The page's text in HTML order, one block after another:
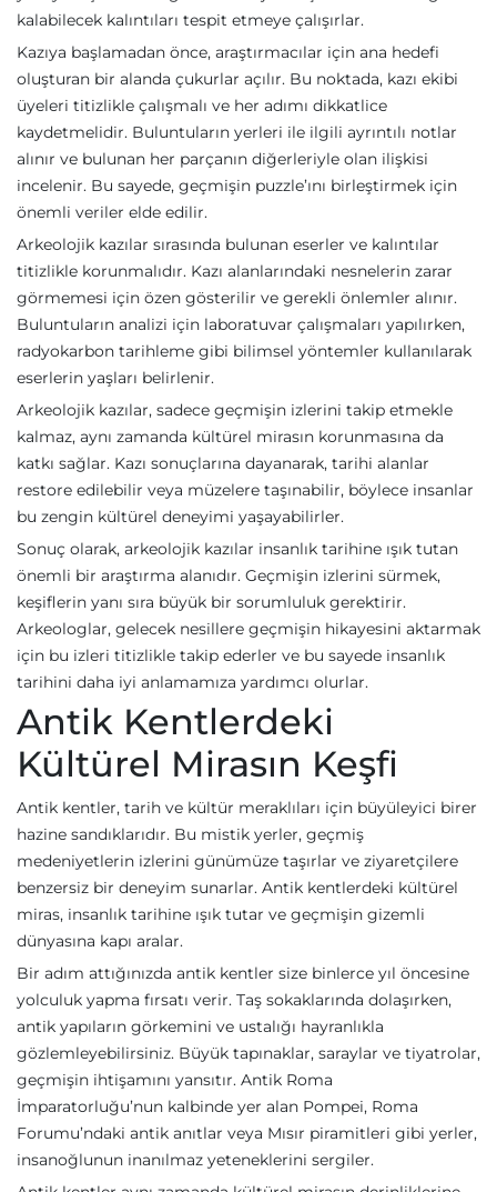
kalabilecek kalıntıları tespit etmeye çalışırlar.
Kazıya başlamadan önce, araştırmacılar için ana hedefi
oluşturan bir alanda çukurlar açılır. Bu noktada, kazı ekibi
üyeleri titizlikle çalışmalı ve her adımı dikkatlice
kaydetmelidir. Buluntuların yerleri ile ilgili ayrıntılı notlar
alınır ve bulunan her parçanın diğerleriyle olan ilişkisi
incelenir. Bu sayede, geçmişin puzzle’ını birleştirmek için
önemli veriler elde edilir.
Arkeolojik kazılar sırasında bulunan eserler ve kalıntılar
titizlikle korunmalıdır. Kazı alanlarındaki nesnelerin zarar
görmemesi için özen gösterilir ve gerekli önlemler alınır.
Buluntuların analizi için laboratuvar çalışmaları yapılırken,
radyokarbon tarihleme gibi bilimsel yöntemler kullanılarak
eserlerin yaşları belirlenir.
Arkeolojik kazılar, sadece geçmişin izlerini takip etmekle
kalmaz, aynı zamanda kültürel mirasın korunmasına da
katkı sağlar. Kazı sonuçlarına dayanarak, tarihi alanlar
restore edilebilir veya müzelere taşınabilir, böylece insanlar
bu zengin kültürel deneyimi yaşayabilirler.
Sonuç olarak, arkeolojik kazılar insanlık tarihine ışık tutan
önemli bir araştırma alanıdır. Geçmişin izlerini sürmek,
keşiflerin yanı sıra büyük bir sorumluluk gerektirir.
Arkeologlar, gelecek nesillere geçmişin hikayesini aktarmak
için bu izleri titizlikle takip ederler ve bu sayede insanlık
tarihini daha iyi anlamamıza yardımcı olurlar.
Antik Kentlerdeki
Kültürel Mirasın Keşfi
Antik kentler, tarih ve kültür meraklıları için büyüleyici birer
hazine sandıklarıdır. Bu mistik yerler, geçmiş
medeniyetlerin izlerini günümüze taşırlar ve ziyaretçilere
benzersiz bir deneyim sunarlar. Antik kentlerdeki kültürel
miras, insanlık tarihine ışık tutar ve geçmişin gizemli
dünyasına kapı aralar.
Bir adım attığınızda antik kentler size binlerce yıl öncesine
yolculuk yapma fırsatı verir. Taş sokaklarında dolaşırken,
antik yapıların görkemini ve ustalığı hayranlıkla
gözlemleyebilirsiniz. Büyük tapınaklar, saraylar ve tiyatrolar,
geçmişin ihtişamını yansıtır. Antik Roma
İmparatorluğu’nun kalbinde yer alan Pompei, Roma
Forumu’ndaki antik anıtlar veya Mısır piramitleri gibi yerler,
insanoğlunun inanılmaz yeteneklerini sergiler.